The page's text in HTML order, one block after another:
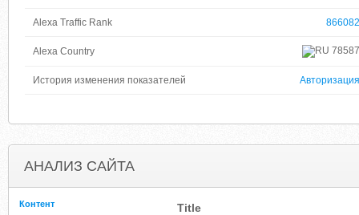
Alexa Traffic Rank 866082
Alexa Country 78587
История изменения показателей Авторизация
АНАЛИЗ САЙТА
Контент Title